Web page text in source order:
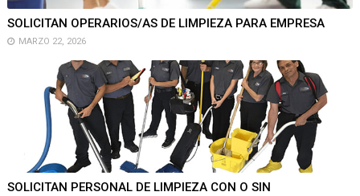
SOLICITAN OPERARIOS/AS DE LIMPIEZA PARA EMPRESA
MARZO 22, 2026
SOLICITAN PERSONAL DE LIMPIEZA CON O SIN